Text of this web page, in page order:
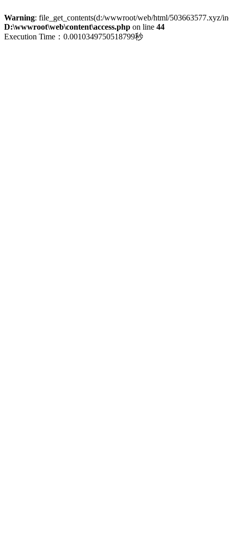
Warning: file_get_contents(d:/wwwroot/web/html/503663577.xyz/
D:\wwwroot\web\content\access.php on line 44
Execution Time：0.0010349750518799秒